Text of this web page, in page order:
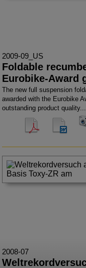
2009-09_US
Foldable
Eurobike-Award
The new full suspension
awarded with the Eurobike
outstanding product
2008-07